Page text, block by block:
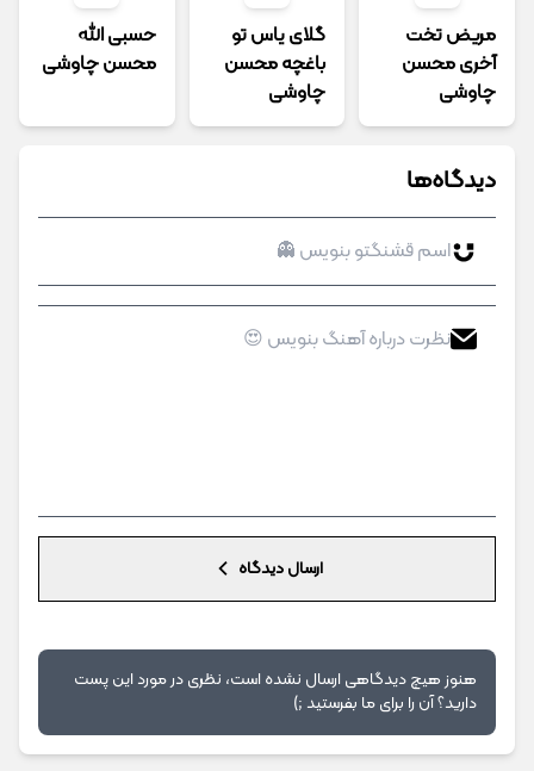
مریض تخت
آخری محسن
چاوشی
گلای یاس تو
باغچه محسن
چاوشی
حسبی الله
محسن چاوشی
دیدگاه‌ها
ارسال دیدگاه
هنوز هیچ دیدگاهی ارسال نشده است، نظری در مورد این پست
دارید؟ آن را برای ما بفرستید ;)